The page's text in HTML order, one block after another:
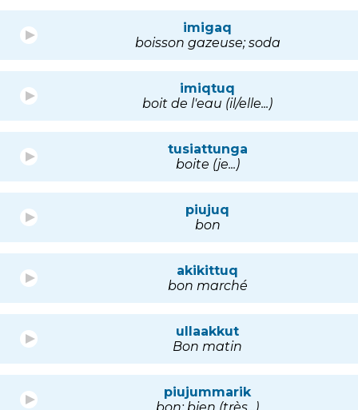
imigaq
boisson gazeuse; soda
imiqtuq
boit de l'eau (il/elle...)
tusiattunga
boite (je...)
piujuq
bon
akikittuq
bon marché
ullaakkut
Bon matin
piujummarik